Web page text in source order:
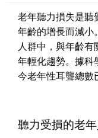
老年聽力損失是聽
年齡的增長而減小
人群中，與年齡有
年輕化趨勢。據科
今老年性耳聾總數
聽力受損的老